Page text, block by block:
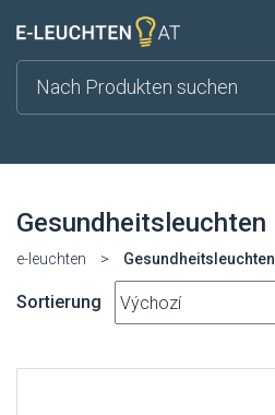
Gesundheitsleuchten
e-leuchten > Gesundheitsleuchten
Sortierung